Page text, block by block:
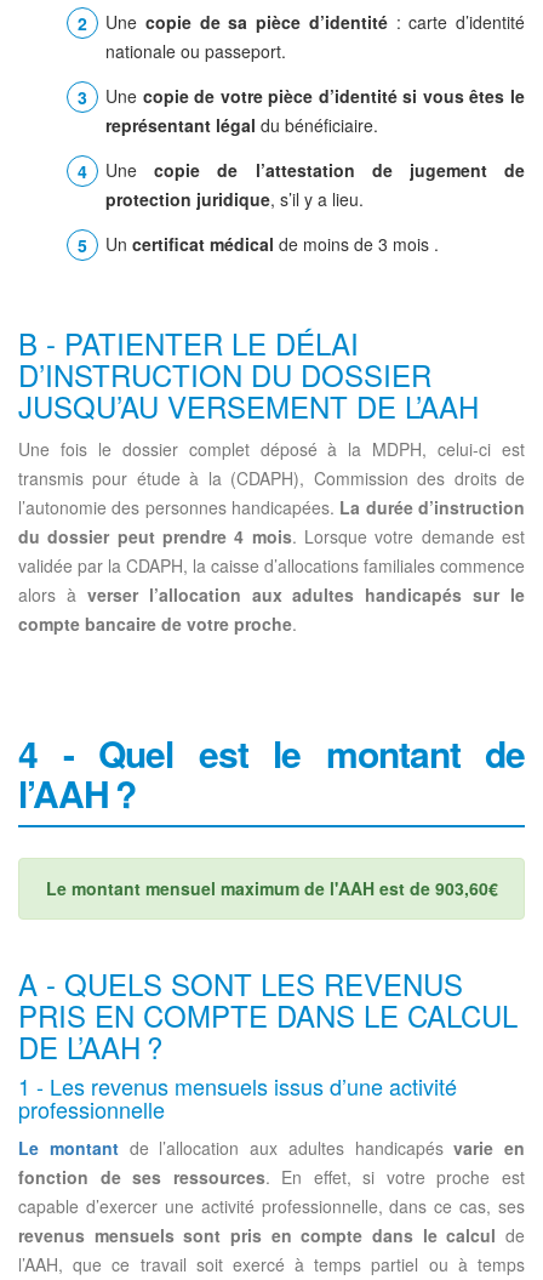
Une copie de sa pièce d’identité: carte d’identité
nationale ou passeport.
Une copie de votre pièce d’identité si vous êtes le
représentant légal du bénéficiaire.
Unecopie de l’attestation de jugement de
protection juridique, s’il y a lieu.
Un certificat médical de moins de 3 mois .
B - PATIENTER LE DÉLAI
D’INSTRUCTION DU DOSSIER
JUSQU’AU VERSEMENT DE L’AAH
Une fois le dossier complet déposé à la MDPH, celui-ci est
transmis pour étude à la (CDAPH), Commission des droits de
l’autonomie des personnes handicapées. La durée d’instruction
du dossier peut prendre 4 mois. Lorsque votre demande est
validée par la CDAPH, la caisse d’allocations familiales commence
alors à verser l’allocation aux adultes handicapés sur le
compte bancaire de votre proche.
4 - Quel est le montant de
l’AAH ?
Le montant mensuel maximum de l'AAH est de 903,60€
A - QUELS SONT LES REVENUS
PRIS EN COMPTE DANS LE CALCUL
DE L’AAH ?
1 - Les revenus mensuels issus d’une activité
professionnelle
Le montantde l’allocation aux adultes handicapésvarie en
fonction de ses ressources. En effet, si votre proche est
capable d’exercer une activité professionnelle, dans ce cas, ses
revenus mensuels sont pris en compte dans le calcul de
l’AAH, que ce travail soit exercé à temps partiel ou à temps